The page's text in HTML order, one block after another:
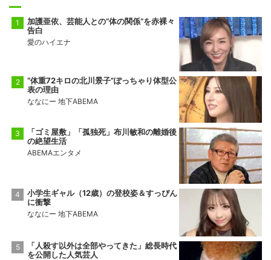
加護亜依、芸能人との“体の関係”を赤裸々
告白
愛のハイエナ
“体重72キロの北川景子”ぽっちゃり体型公
表の理由
ななにー 地下ABEMA
「ゴミ屋敷」「孤独死」布川敏和の離婚後
の絶望生活
ABEMAエンタメ
小学生ギャル（12歳）の登校姿＆すっぴん
に衝撃
ななにー 地下ABEMA
「人殺す以外は全部やってきた」総長時代
を公開した人気芸人